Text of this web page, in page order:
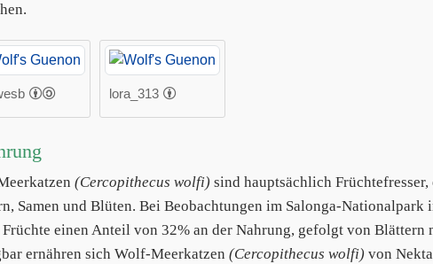
lora_313
(Cercopithecus wolfi) sind hauptsächlich
Samen und Blüten. Bei Beobachtungen im Salonga-
Früchte einen Anteil von 32% an der Nahrung, gefolgt von Blättern
ernähren sich Wolf-Meerkatzen (Cercopithecus wolfi) von